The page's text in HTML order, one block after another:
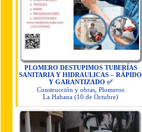
PLOMERO DESTUPIMOS TUBERÍAS
SANITARIA Y HIDRAULICAS – RÁPIDO
Y GARANTIZADO ✅
Construcción y obras, Plomeros
La Habana (10 de Octubre)